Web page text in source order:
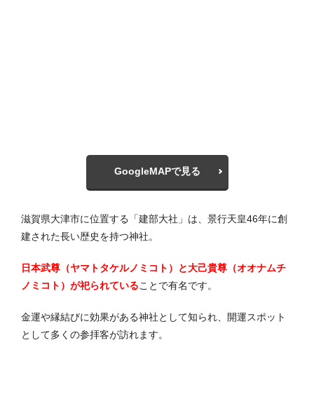
GoogleMAPで見る
滋賀県大津市に位置する「建部大社」は、景行天皇46年に創
建された長い歴史を持つ神社。
日本武尊（ヤマトタケルノミコト）と大己貴尊（オオナムチ
ノミコト）が祀られていることで有名です。
金運や縁結びに効果がある神社として知られ、開運スポット
として多くの参拝客が訪れます。